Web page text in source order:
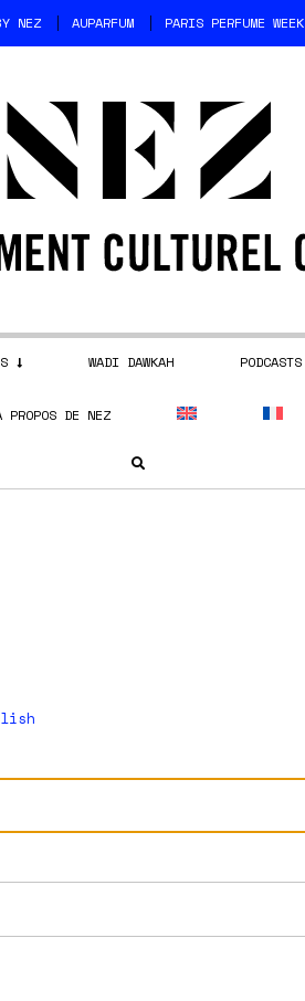
NEZ AUPARFUM PARIS PERFUME WEEK
WADI DAWKAH PODCASTS
PROPOS DE NEZ